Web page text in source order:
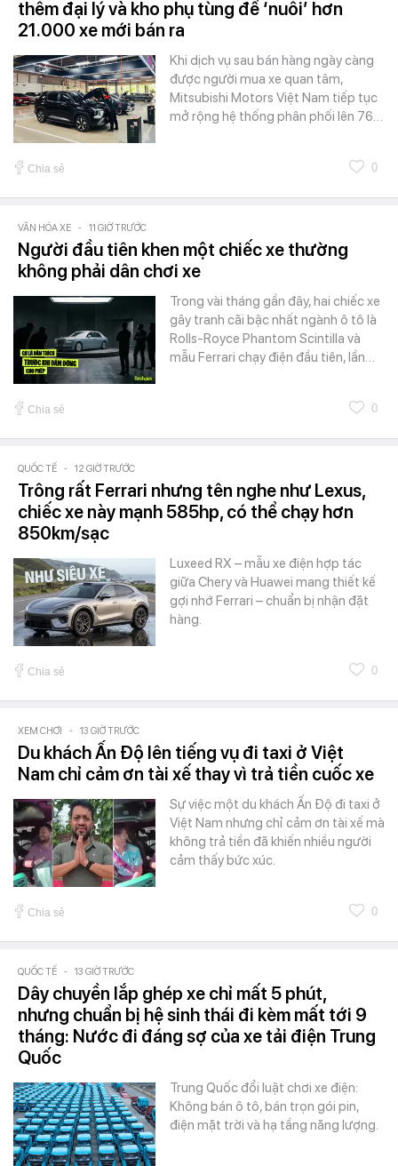
thêm đại lý và kho phụ tùng để ‘nuôi’ hơn
21.000 xe mới bán ra
Khi dịch vụ sau bán hàng ngày càng
được người mua xe quan tâm,
Mitsubishi Motors Việt Nam tiếp tục
mở rộng hệ thống phân phối lên 76…
Chia sẻ 0
VĂN HÓA XE - 11 GIỜ TRƯỚC
Người đầu tiên khen một chiếc xe thường
không phải dân chơi xe
Trong vài tháng gần đây, hai chiếc xe
gây tranh cãi bậc nhất ngành ô tô là
Rolls-Royce Phantom Scintilla và
mẫu Ferrari chạy điện đầu tiên, lần…
Chia sẻ 0
QUỐC TẾ - 12 GIỜ TRƯỚC
Trông rất Ferrari nhưng tên nghe như Lexus,
chiếc xe này mạnh 585hp, có thể chạy hơn
850km/sạc
Luxeed RX – mẫu xe điện hợp tác
giữa Chery và Huawei mang thiết kế
gợi nhớ Ferrari – chuẩn bị nhận đặt
hàng.
Chia sẻ 0
XEM CHƠI - 13 GIỜ TRƯỚC
Du khách Ấn Độ lên tiếng vụ đi taxi ở Việt
Nam chỉ cảm ơn tài xế thay vì trả tiền cuốc xe
Sự việc một du khách Ấn Độ đi taxi ở
Việt Nam nhưng chỉ cảm ơn tài xế mà
không trả tiền đã khiến nhiều người
cảm thấy bức xúc.
Chia sẻ 0
QUỐC TẾ - 13 GIỜ TRƯỚC
Dây chuyền lắp ghép xe chỉ mất 5 phút,
nhưng chuẩn bị hệ sinh thái đi kèm mất tới 9
tháng: Nước đi đáng sợ của xe tải điện Trung
Quốc
Trung Quốc đổi luật chơi xe điện:
Không bán ô tô, bán trọn gói pin,
điện mặt trời và hạ tầng năng lượng.